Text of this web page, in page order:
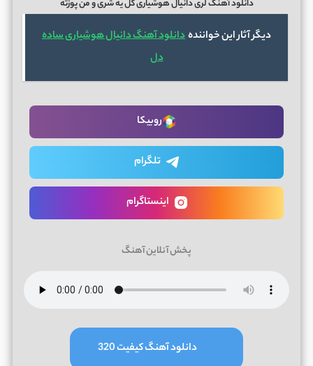
دانلود آهنگ لری دانیال هوشیاری گل یه شری و من پوزته
دیگر آثار این خوانندهدانلود آهنگ دانیال هوشیاری ساده
دل
روبیکا
تلگرام
اینستاگرام
پخش آنلاین آهنگ
دانلود آهنگ کیفیت 320